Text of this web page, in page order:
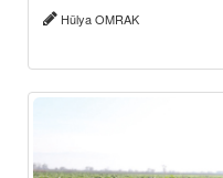
Hülya OMRAK